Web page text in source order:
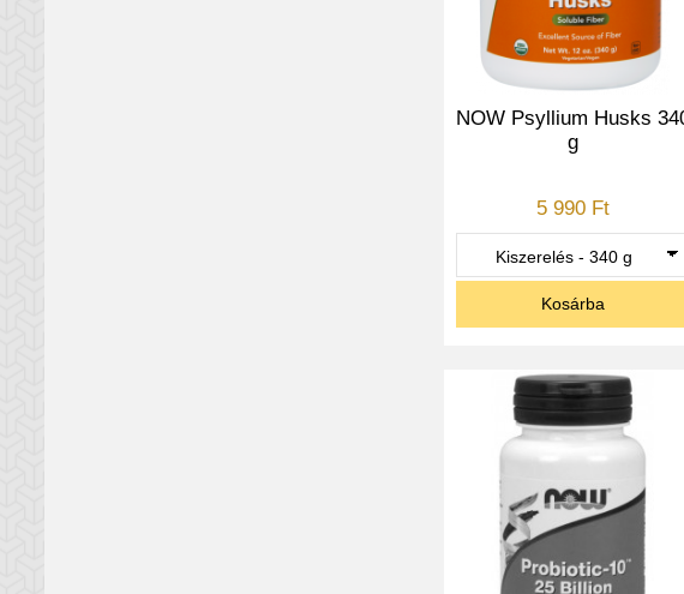
NOW Psyllium Husks
g
5 990 Ft
Kosárba